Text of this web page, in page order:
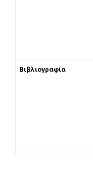
Βιβλιογραφία